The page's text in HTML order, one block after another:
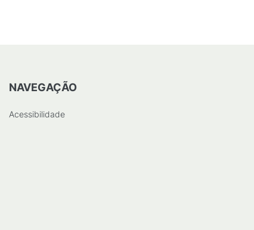
NAVEGAÇÃO
Acessibilidade